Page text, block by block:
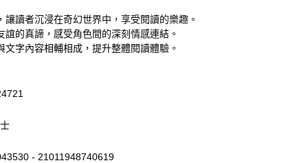
讀者沉浸在奇幻世界中，享受閱讀的樂趣。
的真諦，感受角色間的深刻情感連結。
字內容相輔相成，提升整體閱讀體驗。
- 21011948740619